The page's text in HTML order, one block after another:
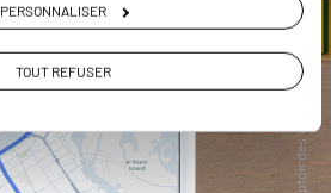
PERSONNALISER
TOUT REFUSER